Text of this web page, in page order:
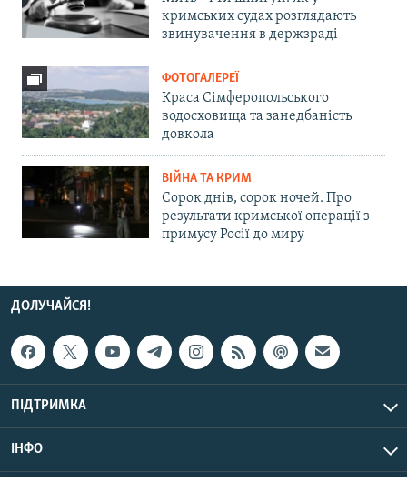
кримських судах розглядають
звинувачення в держзраді
ФОТОГАЛЕРЕЇ
Краса Сімферопольського
водосховища та занедбаність
довкола
ВІЙНА ТА КРИМ
Сорок днів, сорок ночей. Про
результати кримської операції з
примусу Росії до миру
ДОЛУЧАЙСЯ!
ПІДТРИМКА
ІНФО